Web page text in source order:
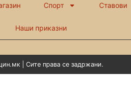
Спорт Ставови
Наши приказни
| Сите права се задржани.